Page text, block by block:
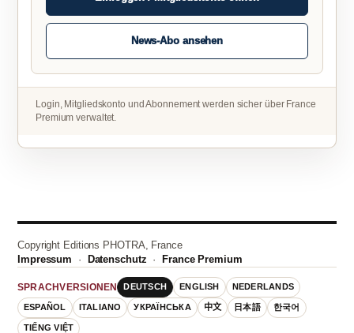
News-Abo ansehen
Login, Mitgliedskonto und Abonnement werden sicher über France
Premium verwaltet.
Copyright Editions PHOTRA, France
Impressum · Datenschutz ·France Premium
SPRACHVERSIONEN DEUTSCH ENGLISH NEDERLANDS
ESPAÑOL ITALIANO УКРАЇНСЬКА 中文 日本語 한국어
TIẾNG VIỆT